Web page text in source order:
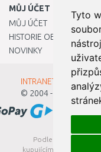
Tyto
MŮJ ÚČET
MŮJ ÚČET
HISTORIE OBJEDNÁVEK
NOVINKY
INTRANET -
© 2004 - 2026
Podle zákona o
kupujícímu účtenku.